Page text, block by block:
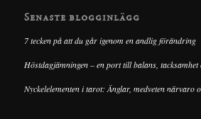
Senaste blogginlägg
7 tecken på att du går igenom en andlig förändring
Höstdagjämningen – en port till balans,
Nyckelelementen i tarot: Änglar, medveten närvaro